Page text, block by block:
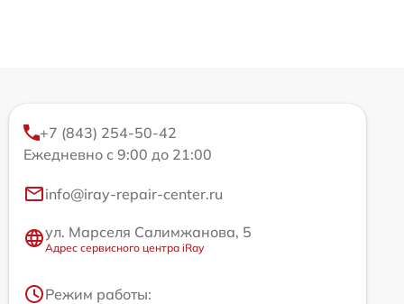
+7 (843) 254-50-42
Ежедневно с 9:00 до 21:00
info@iray-repair-center.ru
ул. Марселя Салимжанова, 5
Адрес сервисного центра iRay
Режим работы: